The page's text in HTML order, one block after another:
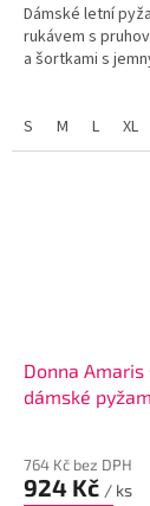
Dámské letní
rukávem s
a šortkami s
S M L XL
Donna
dámské
764 Kč bez DPH
924 Kč / ks